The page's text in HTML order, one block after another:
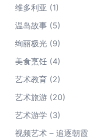
维多利亚 (1)
温岛故事 (5)
绚丽极光 (9)
美食烹饪 (4)
艺术教育 (2)
艺术旅游 (20)
艺术游学 (3)
视频艺术 – 追逐朝霞